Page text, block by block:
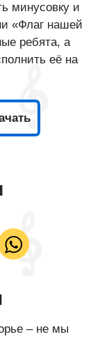
минусовку и
«Флаг нашей
ребята, а
её на
– не мы